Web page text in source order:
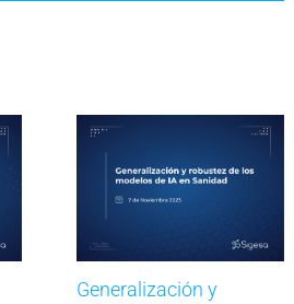
Generalización y